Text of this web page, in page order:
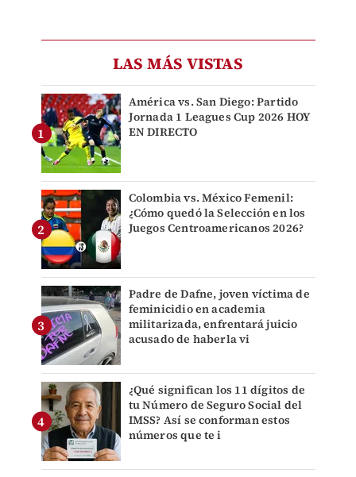
LAS MÁS VISTAS
América vs. San Diego: Partido
Jornada 1 Leagues Cup 2026 HOY
EN DIRECTO
Colombia vs. México Femenil:
¿Cómo quedó la Selección en los
Juegos Centroamericanos 2026?
Padre de Dafne, joven víctima de
feminicidio en academia
militarizada, enfrentará juicio
acusado de haberla vi
¿Qué significan los 11 dígitos de
tu Número de Seguro Social del
IMSS? Así se conforman estos
números que te i